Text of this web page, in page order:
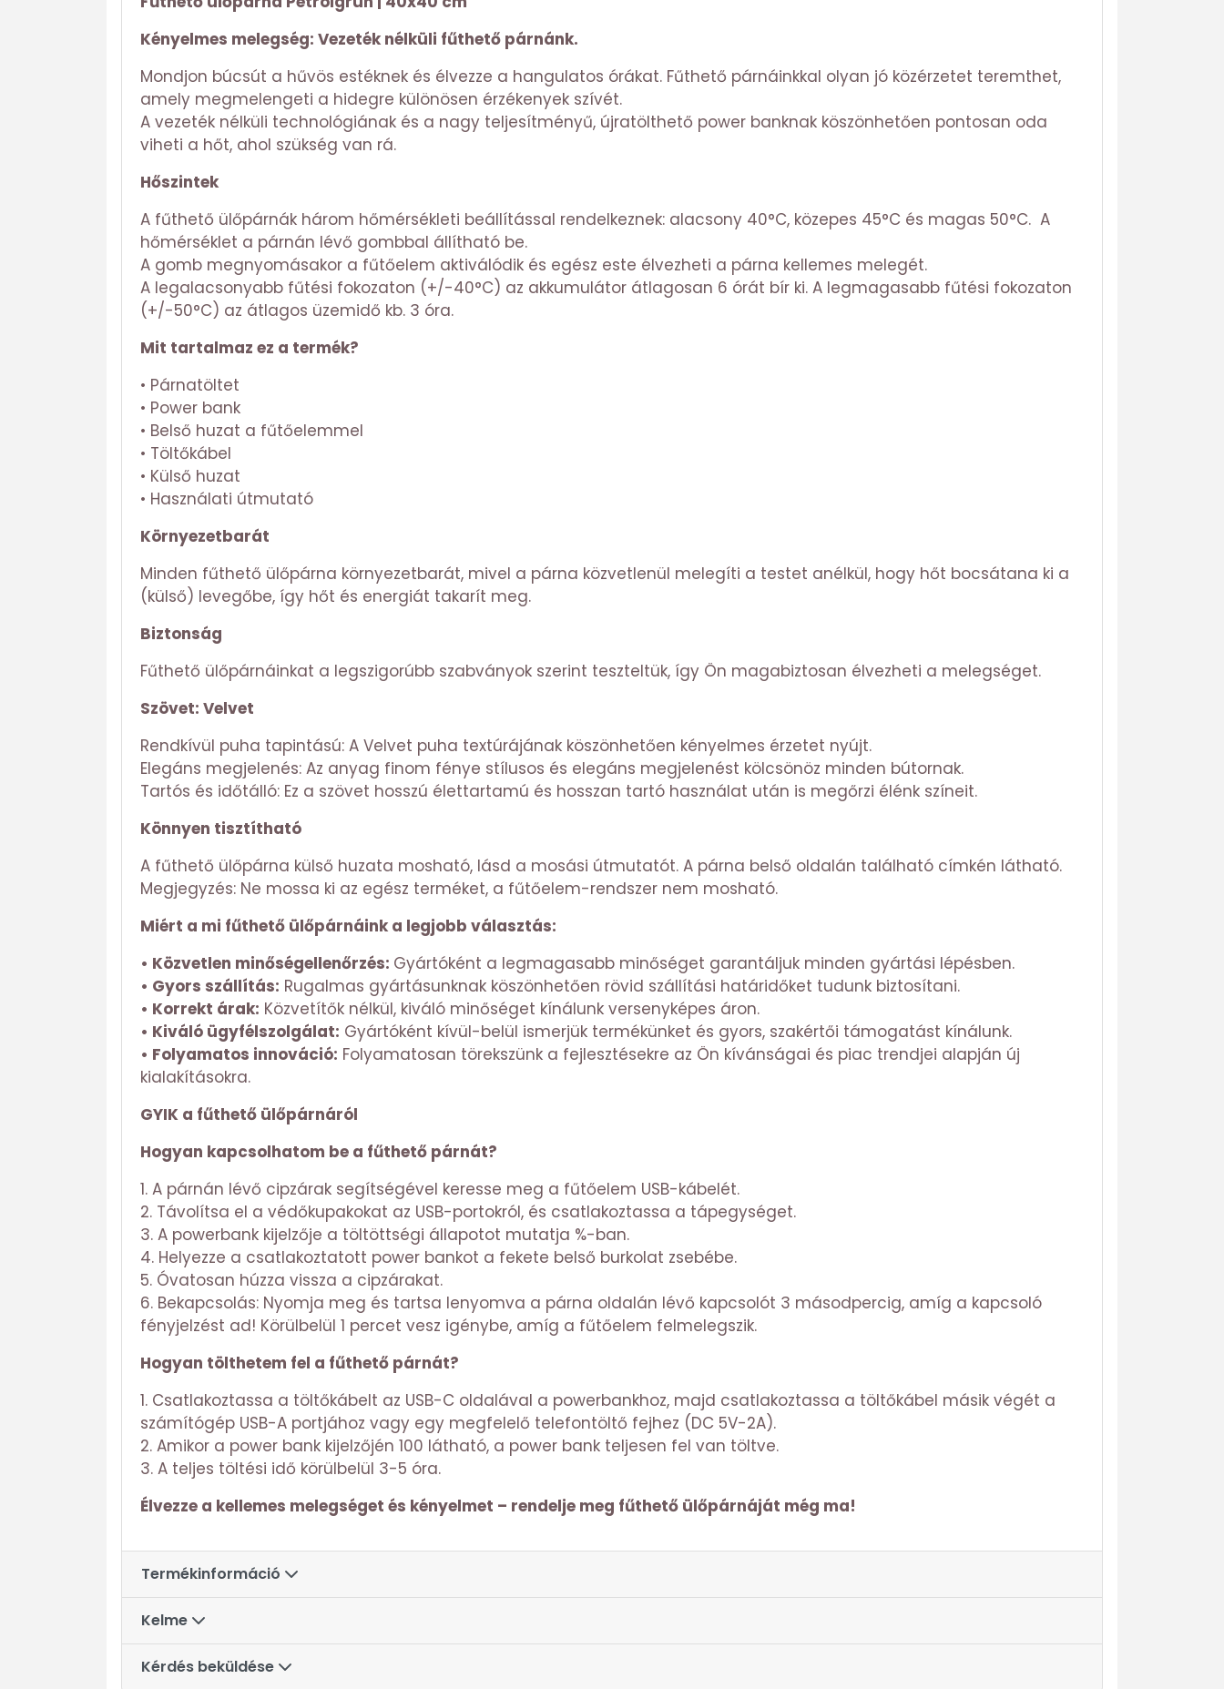
Kényelmes melegség: Vezeték nélküli fűthető párnánk.
Mondjon búcsút a hűvös estéknek és élvezze a hangulatos órákat. Fűthető párnáinkkal olyan jó közérzetet teremthet,
amely megmelengeti a hidegre különösen érzékenyek szívét.
A vezeték nélküli technológiának és a nagy teljesítményű, újratölthető power banknak köszönhetően pontosan oda
viheti a hőt, ahol szükség van rá.
Hőszintek
A fűthető ülőpárnák három hőmérsékleti beállítással rendelkeznek: alacsony 40°C, közepes 45°C és magas 50°C. A
hőmérséklet a párnán lévő gombbal állítható be.
A gomb megnyomásakor a fűtőelem aktiválódik és egész este élvezheti a párna kellemes melegét.
A legalacsonyabb fűtési fokozaton (+/-40°C) az akkumulátor átlagosan 6 órát bír ki. A legmagasabb fűtési fokozaton
(+/-50°C) az átlagos üzemidő kb. 3 óra.
Mit tartalmaz ez a termék?
• Párnatöltet
• Power bank
• Belső huzat a fűtőelemmel
• Töltőkábel
• Külső huzat
• Használati útmutató
Környezetbarát
Minden fűthető ülőpárna környezetbarát, mivel a párna közvetlenül melegíti a testet anélkül, hogy hőt bocsátana ki a
(külső) levegőbe, így hőt és energiát takarít meg.
Biztonság
Fűthető ülőpárnáinkat a legszigorúbb szabványok szerint teszteltük, így Ön magabiztosan élvezheti a melegséget.
Szövet: Velvet
Rendkívül puha tapintású: A Velvet puha textúrájának köszönhetően kényelmes érzetet nyújt.
Elegáns megjelenés: Az anyag finom fénye stílusos és elegáns megjelenést kölcsönöz minden bútornak.
Tartós és időtálló: Ez a szövet hosszú élettartamú és hosszan tartó használat után is megőrzi élénk színeit.
Könnyen tisztítható
A fűthető ülőpárna külső huzata mosható, lásd a mosási útmutatót. A párna belső oldalán található címkén látható.
Megjegyzés: Ne mossa ki az egész terméket, a fűtőelem-rendszer nem mosható.
Miért a mi fűthető ülőpárnáink a legjobb választás:
• Közvetlen minőségellenőrzés: Gyártóként a legmagasabb minőséget garantáljuk minden gyártási lépésben.
• Gyors szállítás: Rugalmas gyártásunknak köszönhetően rövid szállítási határidőket tudunk biztosítani.
• Korrekt árak: Közvetítők nélkül, kiváló minőséget kínálunk versenyképes áron.
• Kiváló ügyfélszolgálat: Gyártóként kívül-belül ismerjük termékünket és gyors, szakértői támogatást kínálunk.
• Folyamatos innováció: Folyamatosan törekszünk a fejlesztésekre az Ön kívánságai és piac trendjei alapján új
kialakításokra.
GYIK a fűthető ülőpárnáról
Hogyan kapcsolhatom be a fűthető párnát?
1. A párnán lévő cipzárak segítségével keresse meg a fűtőelem USB-kábelét.
2. Távolítsa el a védőkupakokat az USB-portokról, és csatlakoztassa a tápegységet.
3. A powerbank kijelzője a töltöttségi állapotot mutatja %-ban.
4. Helyezze a csatlakoztatott power bankot a fekete belső burkolat zsebébe.
5. Óvatosan húzza vissza a cipzárakat.
6. Bekapcsolás: Nyomja meg és tartsa lenyomva a párna oldalán lévő kapcsolót 3 másodpercig, amíg a kapcsoló
fényjelzést ad! Körülbelül 1 percet vesz igénybe, amíg a fűtőelem felmelegszik.
Hogyan tölthetem fel a fűthető párnát?
1. Csatlakoztassa a töltőkábelt az USB-C oldalával a powerbankhoz, majd csatlakoztassa a töltőkábel másik végét a
számítógép USB-A portjához vagy egy megfelelő telefontöltő fejhez (DC 5V-2A).
2. Amikor a power bank kijelzőjén 100 látható, a power bank teljesen fel van töltve.
3. A teljes töltési idő körülbelül 3-5 óra.
Élvezze a kellemes melegséget és kényelmet – rendelje meg fűthető ülőpárnáját még ma!
Termékinformáció
Kelme
Kérdés beküldése